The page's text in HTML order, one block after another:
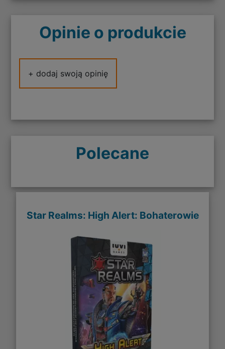
Opinie o produkcie
+ dodaj swoją opinię
Polecane
Star Realms: High Alert: Bohaterowie